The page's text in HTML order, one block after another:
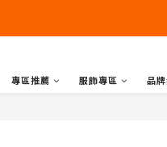
即日起
專區推薦 服飾專區 品